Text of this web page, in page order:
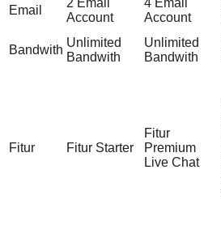
Email
2 Email
Account
4 Email
Account
Bandwith
Unlimited
Bandwith
Unlimited
Bandwith
Fitur Fitur Starter
Fitur
Premium
Live Chat